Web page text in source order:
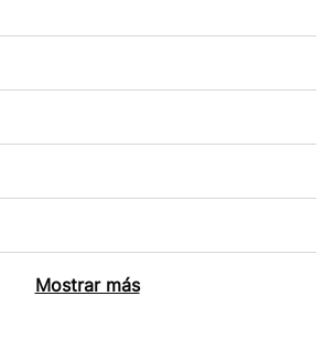
Mostrar más